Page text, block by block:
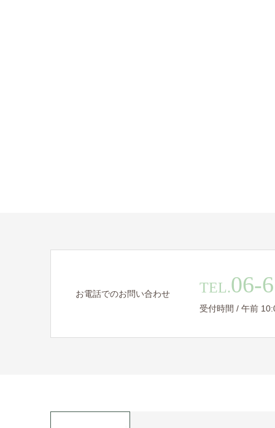
お電話でのお問い合わせ TEL.06-
受付時間 / 午前